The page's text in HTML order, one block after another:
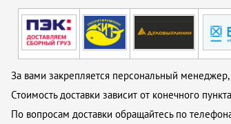
За вами закрепляется персональный
Стоимость доставки зависит от конечного
По вопросам доставки обращайтесь по